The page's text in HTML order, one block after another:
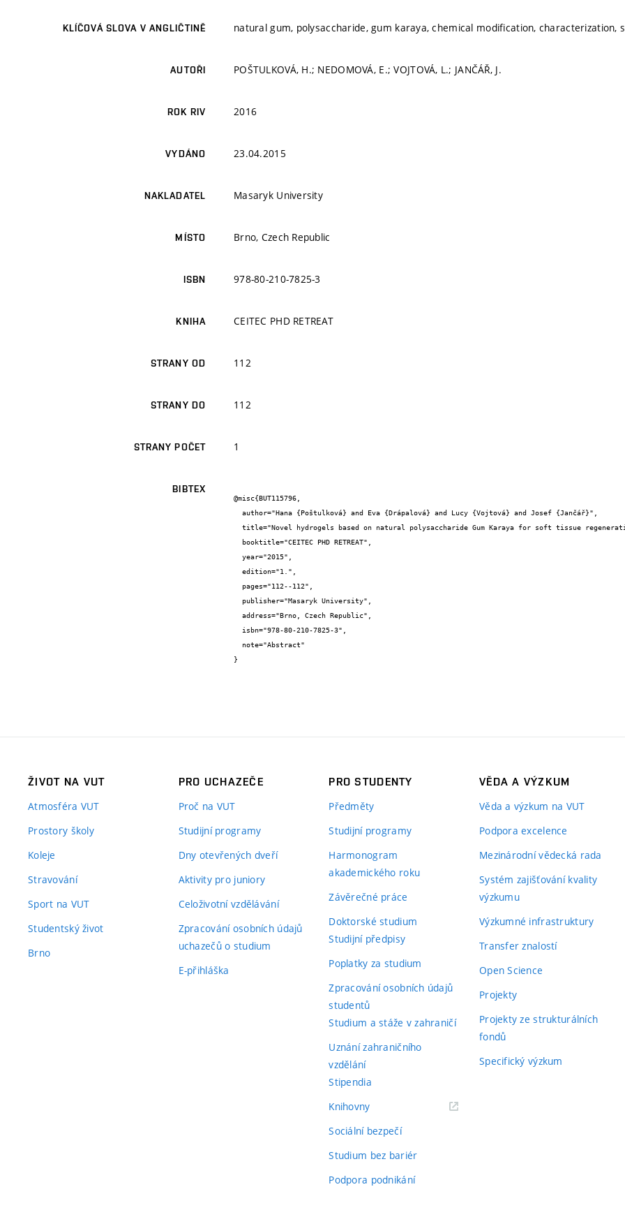
KLÍČOVÁ SLOVA V ANGLIČTINĚ natural gum, polysaccharide, gum karaya, chemical modification, characterization,
AUTOŘI POŠTULKOVÁ, H.; NEDOMOVÁ, E.; VOJTOVÁ, L.; JANČÁŘ, J.
ROK RIV 2016
VYDÁNO 23.04.2015
NAKLADATEL Masaryk University
MÍSTO Brno, Czech Republic
ISBN 978-80-210-7825-3
KNIHA CEITEC PHD RETREAT
STRANY OD 112
STRANY DO 112
STRANY POČET 1
BIBTEX
@misc{BUT115796,
}
ŽIVOT NA VUT
Atmosféra VUT
Prostory školy
Koleje
Stravování
Sport na VUT
Studentský život
Brno
PRO UCHAZEČE
Proč na VUT
Studijní programy
Dny otevřených dveří
Aktivity pro juniory
Celoživotní vzdělávání
Zpracování osobních údajů
uchazečů o studium
E-přihláška
PRO STUDENTY
Předměty
Studijní programy
Harmonogram
akademického roku
Závěrečné práce
Doktorské studium
Studijní předpisy
Poplatky za studium
Zpracování osobních údajů
studentů
Studium a stáže v zahraničí
Uznání zahraničního
vzdělání
Stipendia
Knihovny(externí
Sociální bezpečí
Studium bez bariér
Podpora podnikání
VĚDA A VÝZKUM
Věda a výzkum na VUT
Podpora excelence
Mezinárodní vědecká rada
Systém zajišťování kvality
výzkumu
Výzkumné infrastruktury
Transfer znalostí
Open Science
Projekty
Projekty ze strukturálních
fondů
Specifický výzkum